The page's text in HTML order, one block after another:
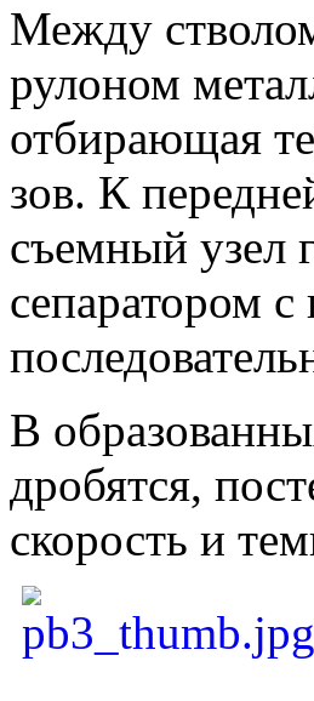
Между
рулоном
отбирающая
зов. К
съемный узел
сепаратором
В
дробятся,
скорость и